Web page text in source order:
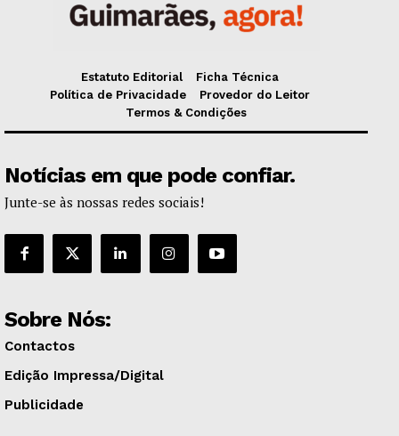
Estatuto Editorial
Ficha Técnica
Política de Privacidade
Provedor do Leitor
Termos & Condições
Notícias em que pode confiar.
Junte-se às nossas redes sociais!
Sobre Nós:
Contactos
Edição Impressa/Digital
Publicidade